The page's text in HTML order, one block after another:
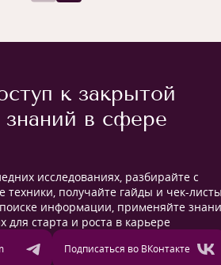
к закрытой
в сфере
исследованиях, разбирайте с
техники, получайте гайды и чек-
информации, применяйте
для старта и роста в карьере
Подписаться во ВКонтакте